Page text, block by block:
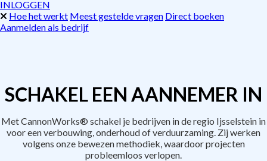
INLOGGEN
Hoe het werkt Meest gestelde vragen Direct boeken
Aanmelden als bedrijf
SCHAKEL EEN AANNEMER IN
Met CannonWorks® schakel je bedrijven in de regio Ijsselstein in
voor een verbouwing, onderhoud of verduurzaming. Zij werken
volgens onze bewezen methodiek, waardoor projecten
probleemloos verlopen.